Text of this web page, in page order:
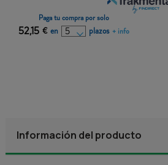
Paga tu compra por solo
52,15 € en plazos + info
Información del producto